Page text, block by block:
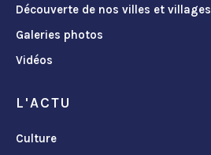
Découverte de nos villes et villages
Galeries photos
Vidéos
L'ACTU
Culture